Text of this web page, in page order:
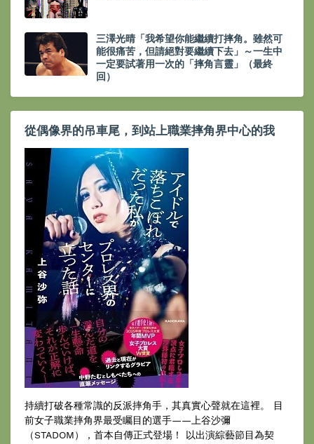
三澤光晴「我希望你能繼續打摔角。雖然可
能很痛苦，但請絕對要繼續下去」～一生中
一定要試著用一次的「摔角言靈」（最終
回）
從偶像界的吊車尾，到站上職業摔角界中心的我
持續打破各種常識的反派摔角手，其真實心聲就在這裡。 目
前女子職業摔角界最受矚目的選手——上谷沙彌
（STADOM），首本自傳正式登場！ 以出演綜藝節目為契